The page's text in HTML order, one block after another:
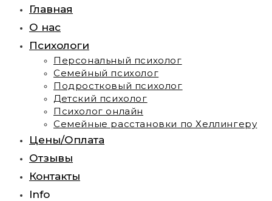
Главная
О нас
Психологи
Персональный психолог
Семейный психолог
Подростковый психолог
Детский психолог
Психолог онлайн
Семейные расстановки по Хеллингеру
Цены/Оплата
Отзывы
Контакты
Info